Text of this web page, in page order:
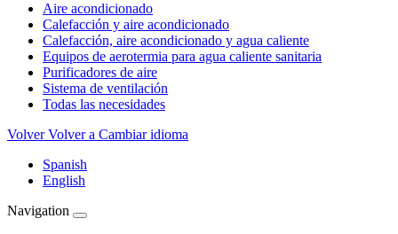
Aire acondicionado
Calefacción y aire acondicionado
Calefacción, aire acondicionado y agua caliente
Equipos de aerotermia para agua caliente sanitaria
Purificadores de aire
Sistema de ventilación
Todas las necesidades
Volver Volver a Cambiar idioma
Spanish
English
Navigation